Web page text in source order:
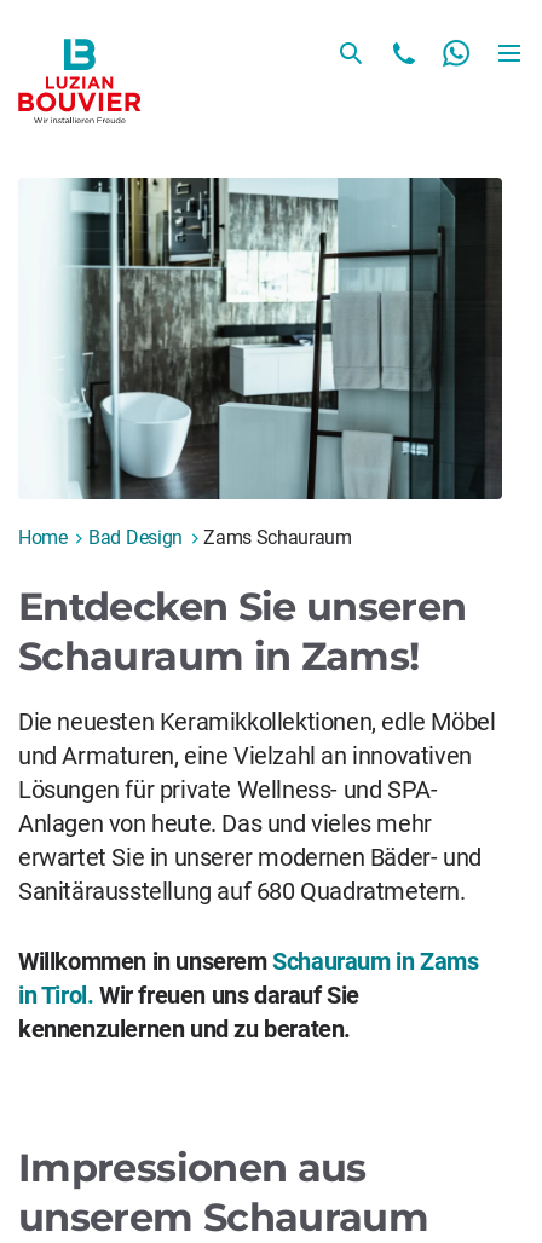
Home Bad Design Zams Schauraum
Entdecken Sie unseren
Schauraum in Zams!
Die neuesten Keramikkollektionen, edle Möbel
und Armaturen, eine Vielzahl an innovativen
Lösungen für private Wellness- und SPA-
Anlagen von heute. Das und vieles mehr
erwartet Sie in unserer modernen Bäder- und
Sanitärausstellung auf 680 Quadratmetern.
Willkommen in unseremSchauraum in Zams
in Tirol. Wir freuen uns darauf Sie
kennenzulernen und zu beraten.
Impressionen aus
unserem Schauraum